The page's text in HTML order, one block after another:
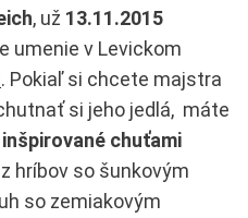
, už 13.11.2015
umenie v Levickom
. Pokiaľ si chcete majstra
si jeho jedlá, máte
inšpirované chuťami
z hríbov so šunkovým
so zemiakovým